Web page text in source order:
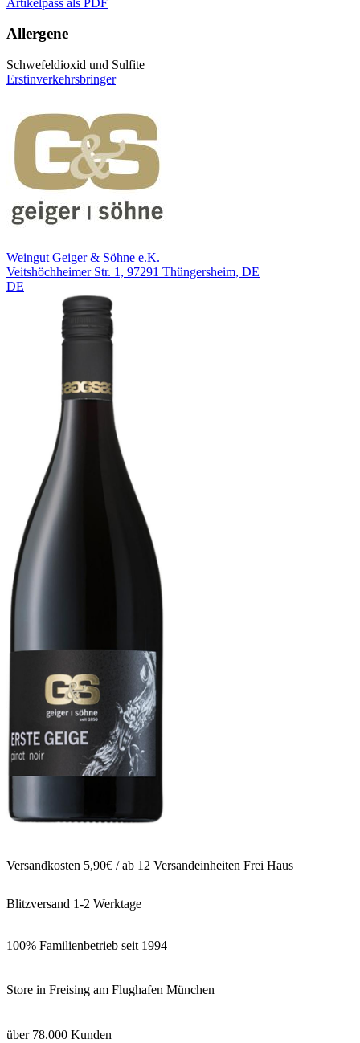
Allergene
Schwefeldioxid und Sulfite
Erstinverkehrsbringer
Weingut Geiger & Söhne e.K.
Veitshöchheimer Str. 1, 97291 Thüngersheim, DE
DE
Versandkosten 5,90€ / ab 12 Versandeinheiten Frei Haus
Blitzversand 1-2 Werktage
100% Familienbetrieb seit 1994
Store in Freising am Flughafen München
über 78.000 Kunden